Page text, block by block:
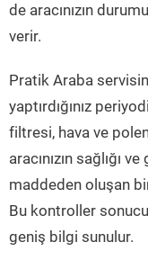
de aracınızın
verir.
Pratik Araba
yaptırdığınız
filtresi, hava ve
aracınızın sağlığı
maddeden oluşan
Bu kontroller sonucu
geniş bilgi sunulur.